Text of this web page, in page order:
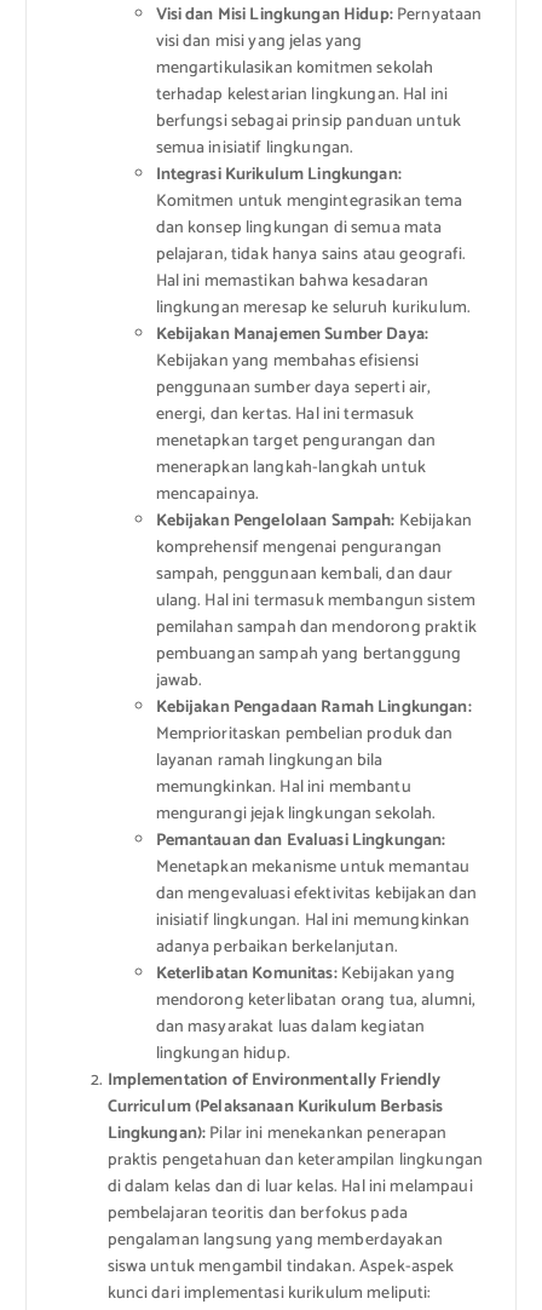
Visi dan Misi Lingkungan Hidup:Pernyataan
visi dan misi yang jelas yang
mengartikulasikan komitmen sekolah
terhadap kelestarian lingkungan. Hal ini
berfungsi sebagai prinsip panduan untuk
semua inisiatif lingkungan.
Integrasi Kurikulum Lingkungan:
Komitmen untuk mengintegrasikan tema
dan konsep lingkungan di semua mata
pelajaran, tidak hanya sains atau geografi.
Hal ini memastikan bahwa kesadaran
lingkungan meresap ke seluruh kurikulum.
Kebijakan Manajemen Sumber Daya:
Kebijakan yang membahas efisiensi
penggunaan sumber daya seperti air,
energi, dan kertas. Hal ini termasuk
menetapkan target pengurangan dan
menerapkan langkah-langkah untuk
mencapainya.
Kebijakan Pengelolaan Sampah: Kebijakan
komprehensif mengenai pengurangan
sampah, penggunaan kembali, dan daur
ulang. Hal ini termasuk membangun sistem
pemilahan sampah dan mendorong praktik
pembuangan sampah yang bertanggung
jawab.
Kebijakan Pengadaan Ramah Lingkungan:
Memprioritaskan pembelian produk dan
layanan ramah lingkungan bila
memungkinkan. Hal ini membantu
mengurangi jejak lingkungan sekolah.
Pemantauan dan Evaluasi Lingkungan:
Menetapkan mekanisme untuk memantau
dan mengevaluasi efektivitas kebijakan dan
inisiatif lingkungan. Hal ini memungkinkan
adanya perbaikan berkelanjutan.
Keterlibatan Komunitas:Kebijakan yang
mendorong keterlibatan orang tua, alumni,
dan masyarakat luas dalam kegiatan
lingkungan hidup.
Implementation of Environmentally Friendly
Curriculum (Pelaksanaan Kurikulum Berbasis
Lingkungan):Pilar ini menekankan penerapan
praktis pengetahuan dan keterampilan lingkungan
di dalam kelas dan di luar kelas. Hal ini melampaui
pembelajaran teoritis dan berfokus pada
pengalaman langsung yang memberdayakan
siswa untuk mengambil tindakan. Aspek-aspek
kunci dari implementasi kurikulum meliputi: